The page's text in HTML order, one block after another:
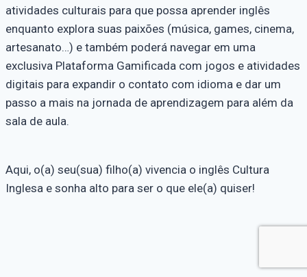
atividades culturais para que possa aprender inglês
enquanto explora suas paixões (música, games, cinema,
artesanato…) e também poderá navegar em uma
exclusiva Plataforma Gamificada com jogos e atividades
digitais para expandir o contato com idioma e dar um
passo a mais na jornada de aprendizagem para além da
sala de aula.
Aqui, o(a) seu(sua) filho(a) vivencia o inglês Cultura
Inglesa e sonha alto para ser o que ele(a) quiser!